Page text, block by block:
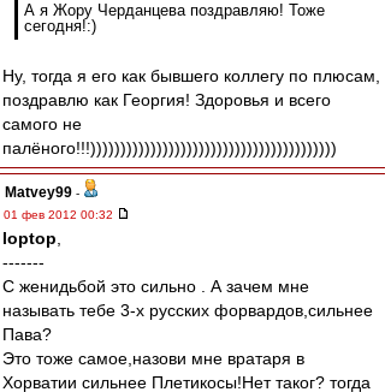
А я Жору Черданцева поздравляю! Тоже
сегодня!:)
Ну, тогда я его как бывшего коллегу по плюсам,
поздравлю как Георгия! Здоровья и всего
самого не
палёного!!!)))))))))))))))))))))))))))))))))))))))))
Matvey99 -
01 фев 2012 00:32
loptop
-------
С женидьбой это сильно . А зачем мне
называть тебе 3-х русских форвардов,сильнее
Пава?
Это тоже самое,назови мне вратаря в
Хорватии сильнее Плетикосы!Нет таког? тогда